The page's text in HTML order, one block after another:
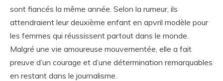
sont fiancés la même année. Selon la rumeur, ils
attendraient leur deuxième enfant en apvril modèle pour
les femmes qui réussissent partout dans le monde.
Malgré une vie amoureuse mouvementée, elle a fait
preuve d’un courage et d’une détermination remarquables
en restant dans le journalisme.